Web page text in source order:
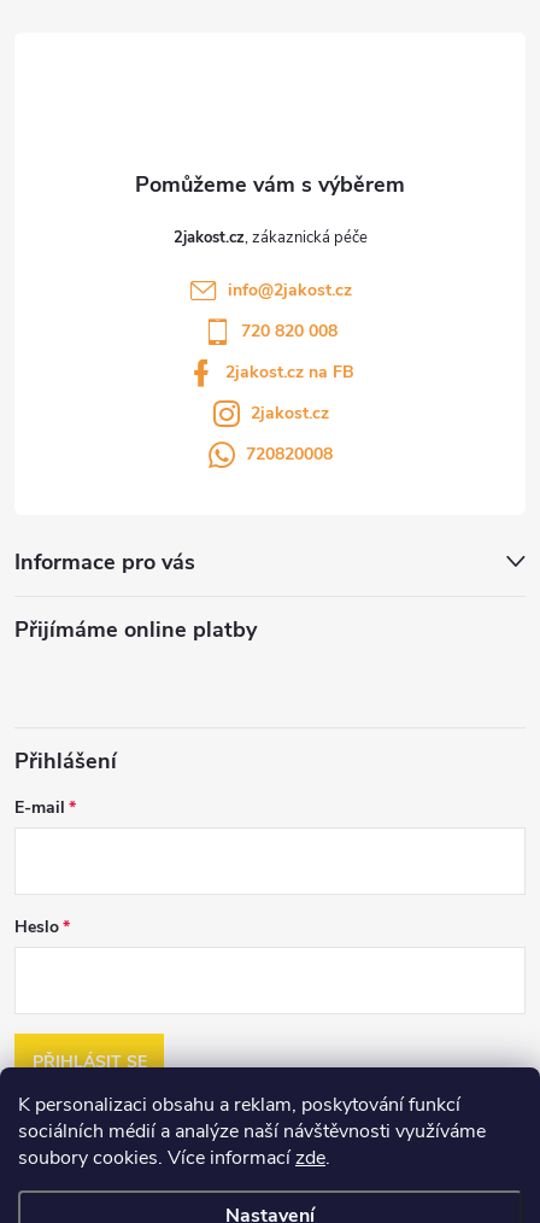
K personalizaci obsahu a reklam, poskytování funkcí
sociálních médií a analýze naší návštěvnosti využíváme
soubory cookies. Více informacízde.
Nastavení
2jakost.cz
info@2jakost.cz
720 820 008
2jakost.cz na FB
2jakost.cz
720820008
Informace pro vás
Přijímáme online platby
Přihlášení
E-mail
Heslo
PŘIHLÁSIT SE
Nová registrace
Zapomenuté heslo